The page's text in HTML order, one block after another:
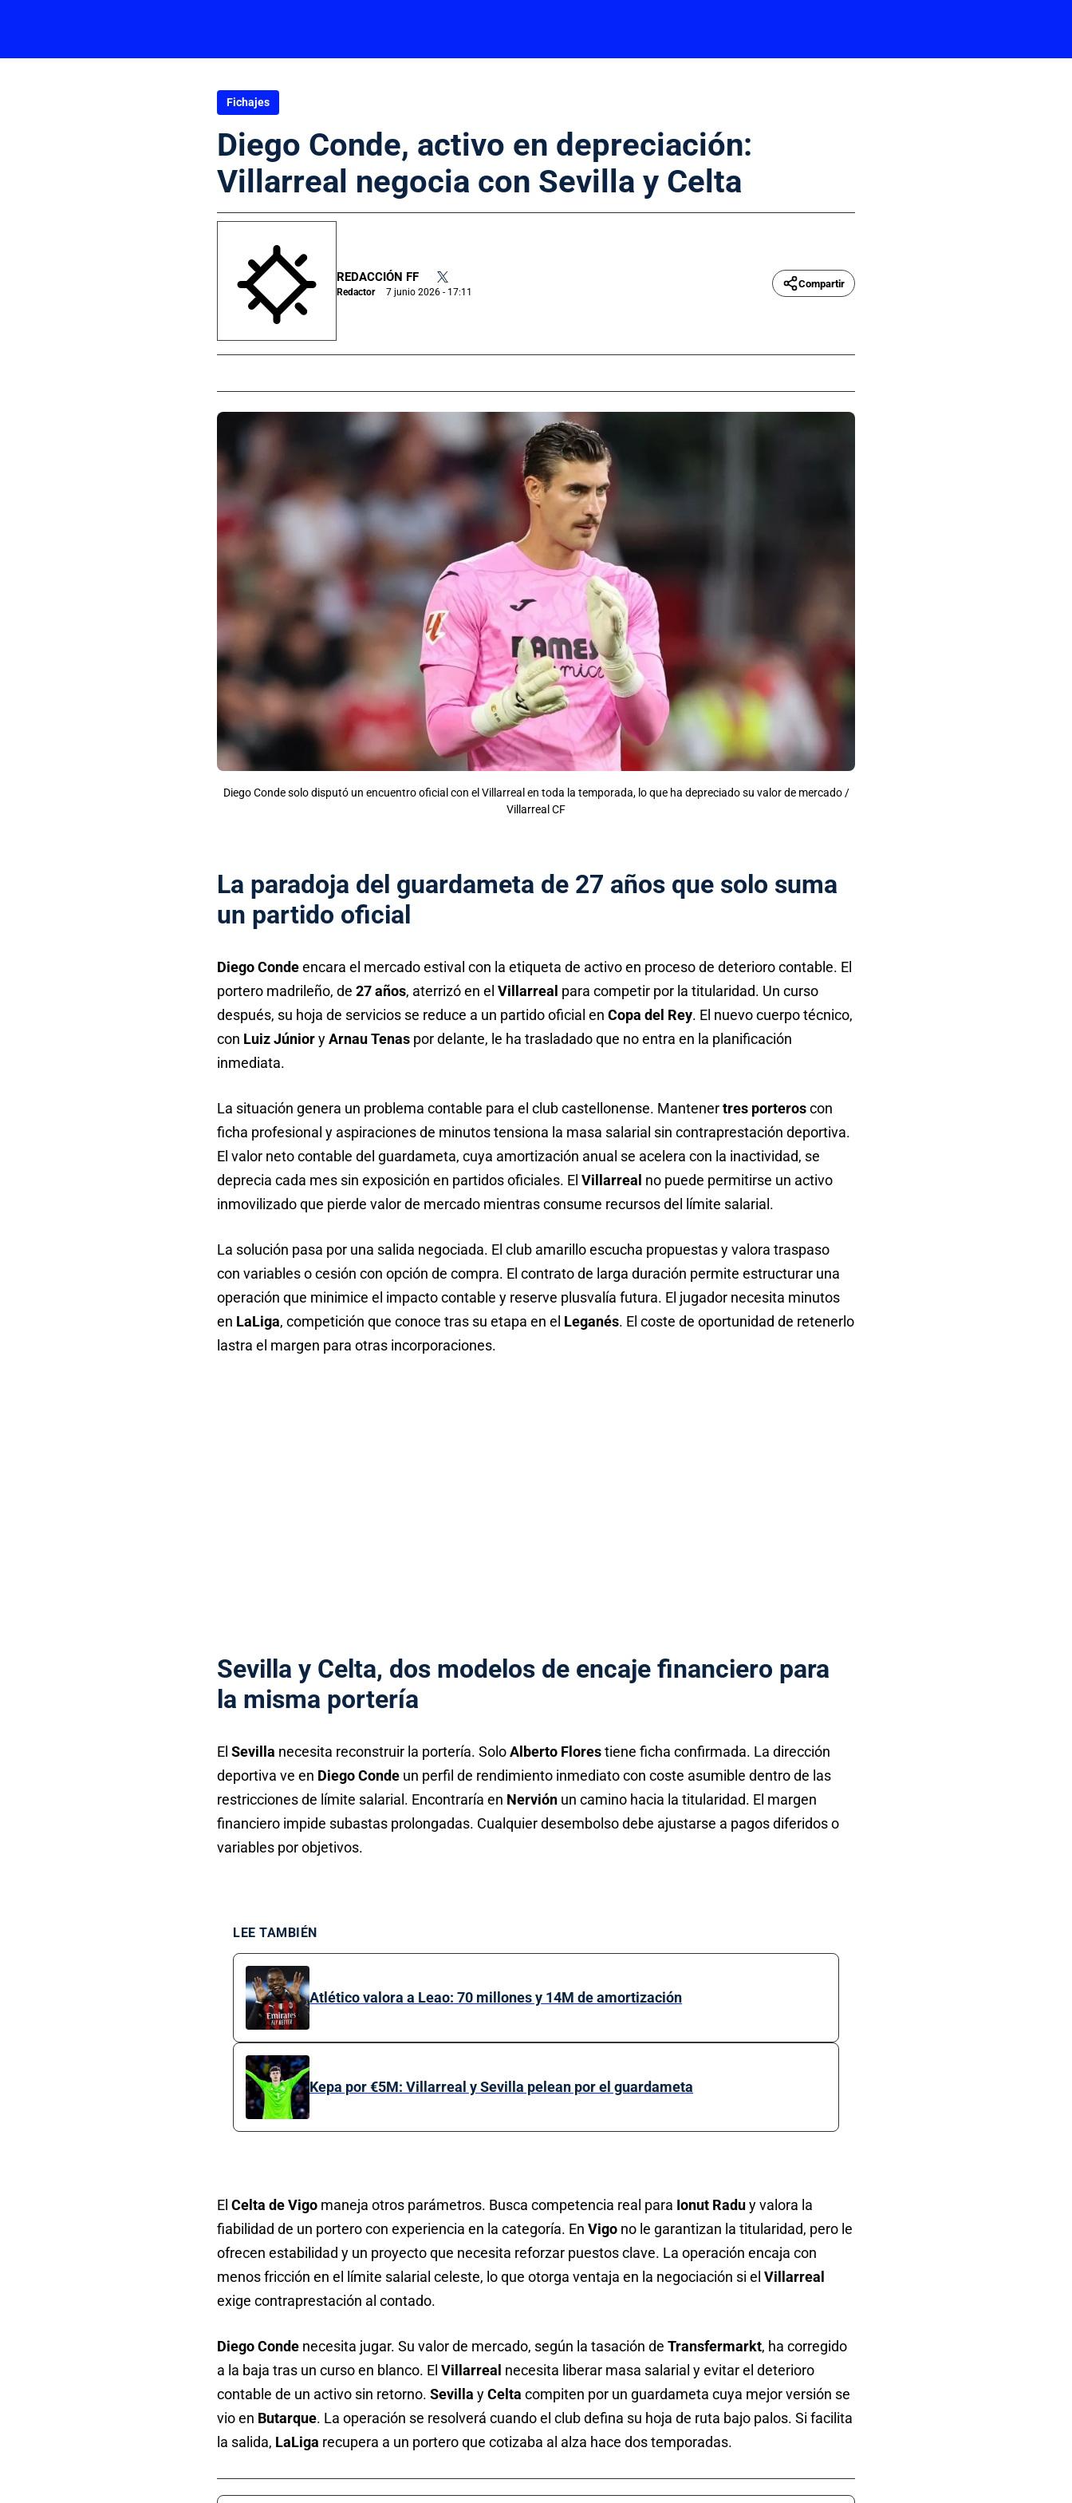
Fichajes
Diego Conde, activo en depreciación:
Villarreal negocia con Sevilla y Celta
REDACCIÓN FF
Redactor 7 junio 2026 - 17:11
Compartir
Diego Conde solo disputó un encuentro oficial con el Villarreal en toda la temporada, lo que ha depreciado su valor de mercado /
Villarreal CF
La paradoja del guardameta de 27 años que solo suma
un partido oficial
Diego Condeencara el mercado estival con la etiqueta de activo en proceso de deterioro contable. El
portero madrileño, de 27 años, aterrizó en el Villarreal para competir por la titularidad. Un curso
después, su hoja de servicios se reduce a un partido oficial en Copa del Rey. El nuevo cuerpo técnico,
con Luiz JúnioryArnau Tenas por delante, le ha trasladado que no entra en la planificación
inmediata.
La situación genera un problema contable para el club castellonense. Mantenertres porteroscon
ficha profesional y aspiraciones de minutos tensiona la masa salarial sin contraprestación deportiva.
El valor neto contable del guardameta, cuya amortización anual se acelera con la inactividad, se
deprecia cada mes sin exposición en partidos oficiales. El Villarreal no puede permitirse un activo
inmovilizado que pierde valor de mercado mientras consume recursos del límite salarial.
La solución pasa por una salida negociada. El club amarillo escucha propuestas y valora traspaso
con variables o cesión con opción de compra. El contrato de larga duración permite estructurar una
operación que minimice el impacto contable y reserve plusvalía futura. El jugador necesita minutos
en LaLiga, competición que conoce tras su etapa en el Leganés. El coste de oportunidad de retenerlo
lastra el margen para otras incorporaciones.
Sevilla y Celta, dos modelos de encaje financiero para
la misma portería
El Sevilla necesita reconstruir la portería. SoloAlberto Florestiene ficha confirmada. La dirección
deportiva ve en Diego Conde un perfil de rendimiento inmediato con coste asumible dentro de las
restricciones de límite salarial. Encontraría en Nervión un camino hacia la titularidad. El margen
financiero impide subastas prolongadas. Cualquier desembolso debe ajustarse a pagos diferidos o
variables por objetivos.
LEE TAMBIÉN
Atlético valora a Leao: 70 millones y 14M de amortización
Kepa por €5M: Villarreal y Sevilla pelean por el guardameta
El Celta de Vigo maneja otros parámetros. Busca competencia real para Ionut Raduy valora la
fiabilidad de un portero con experiencia en la categoría. En Vigo no le garantizan la titularidad, pero le
ofrecen estabilidad y un proyecto que necesita reforzar puestos clave. La operación encaja con
menos fricción en el límite salarial celeste, lo que otorga ventaja en la negociación si el Villarreal
exige contraprestación al contado.
Diego Conde necesita jugar. Su valor de mercado, según la tasación de Transfermarkt, ha corregido
a la baja tras un curso en blanco. El Villarreal necesita liberar masa salarial y evitar el deterioro
contable de un activo sin retorno. Sevilla yCelta compiten por un guardameta cuya mejor versión se
vio en Butarque. La operación se resolverá cuando el club defina su hoja de ruta bajo palos. Si facilita
la salida, LaLiga recupera a un portero que cotizaba al alza hace dos temporadas.